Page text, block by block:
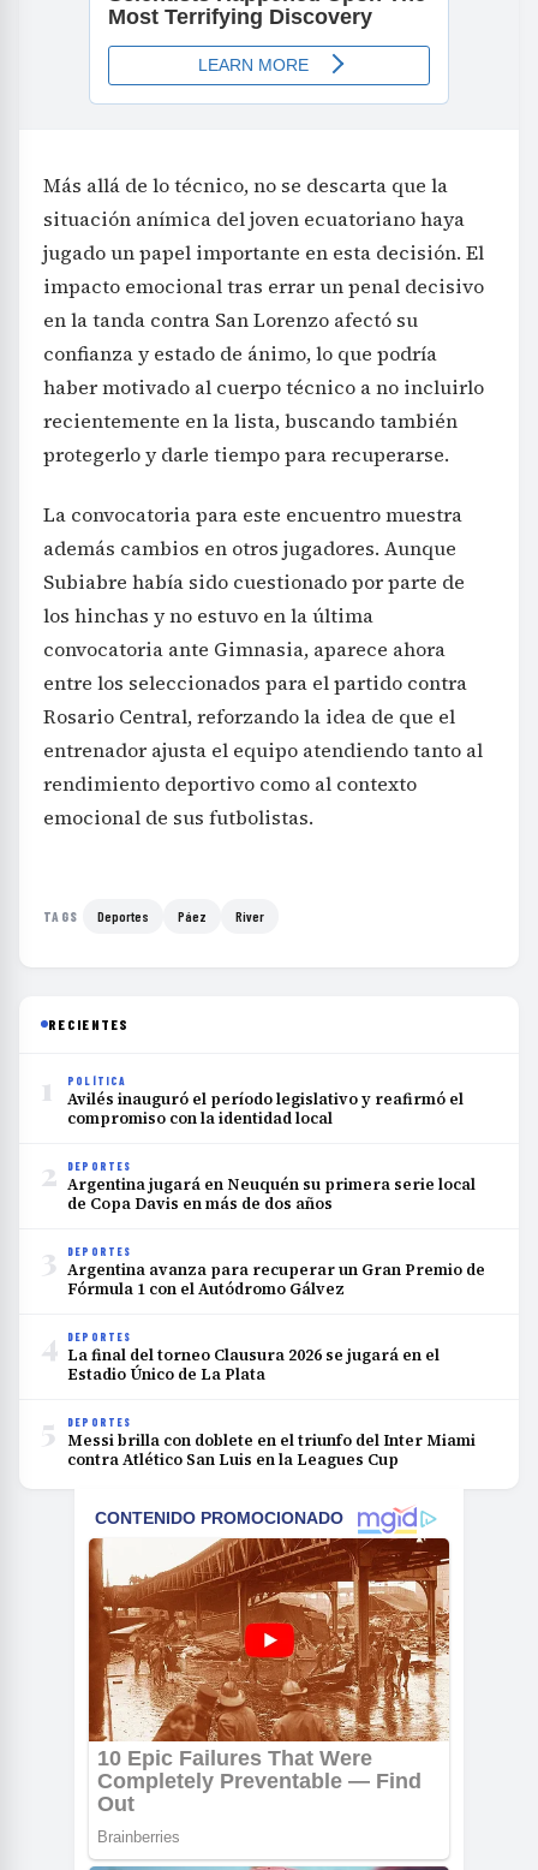
Más allá de lo técnico, no se descarta que la
situación anímica del joven ecuatoriano haya
jugado un papel importante en esta decisión. El
impacto emocional tras errar un penal decisivo
en la tanda contra San Lorenzo afectó su
confianza y estado de ánimo, lo que podría
haber motivado al cuerpo técnico a no incluirlo
recientemente en la lista, buscando también
protegerlo y darle tiempo para recuperarse.
La convocatoria para este encuentro muestra
además cambios en otros jugadores. Aunque
Subiabre había sido cuestionado por parte de
los hinchas y no estuvo en la última
convocatoria ante Gimnasia, aparece ahora
entre los seleccionados para el partido contra
Rosario Central, reforzando la idea de que el
entrenador ajusta el equipo atendiendo tanto al
rendimiento deportivo como al contexto
emocional de sus futbolistas.
TAGS Deportes Páez River
RECIENTES
1 POLÍTICA
Avilés inauguró el período legislativo y reafirmó el
compromiso con la identidad local
2 DEPORTES
Argentina jugará en Neuquén su primera serie local
de Copa Davis en más de dos años
3 DEPORTES
Argentina avanza para recuperar un Gran Premio de
Fórmula 1 con el Autódromo Gálvez
4 DEPORTES
La final del torneo Clausura 2026 se jugará en el
Estadio Único de La Plata
5 DEPORTES
Messi brilla con doblete en el triunfo del Inter Miami
contra Atlético San Luis en la Leagues Cup